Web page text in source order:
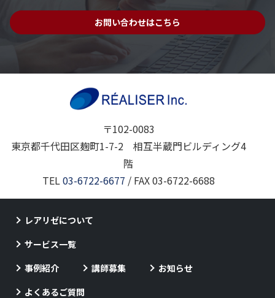
お問い合わせはこちら
〒102-0083
東京都千代田区麹町1-7-2 相互半蔵門ビルディング4
階
TEL03-6722-6677 / FAX 03-6722-6688
レアリゼについて
サービス一覧
事例紹介
講師募集
お知らせ
よくあるご質問